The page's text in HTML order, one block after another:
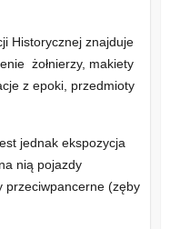
Historycznej znajduje
żołnierzy, makiety
z epoki, przedmioty
jednak ekspozycja
nią pojazdy
przeciwpancerne (zęby